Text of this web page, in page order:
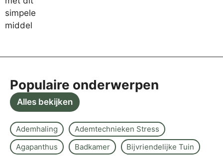
Populaire onderwerpen
Alles bekijken
Ademhaling
Ademtechnieken Stress
Agapanthus
Badkamer Bijvriendelijke Tuin